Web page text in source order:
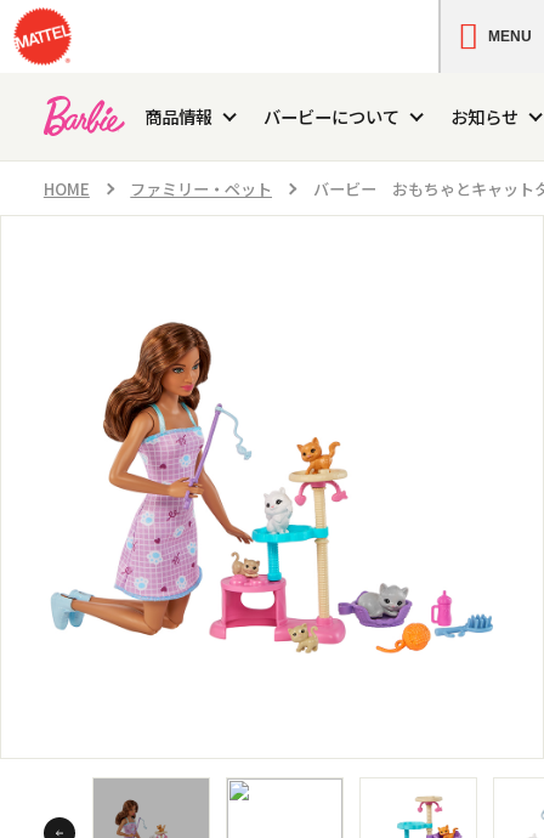
MENU
商品情報 バービーについて お知らせ
HOME ファミリー・ペット バービー おもちゃとキャット